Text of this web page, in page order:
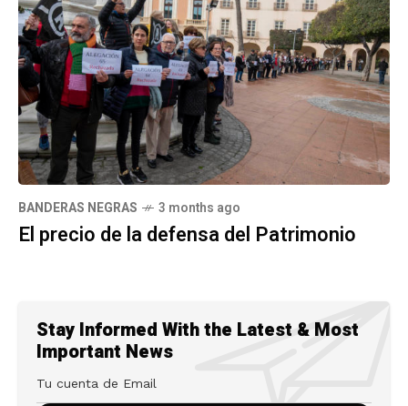
BANDERAS NEGRAS 3 months ago
El precio de la defensa del Patrimonio
Stay Informed With the Latest & Most
Important News